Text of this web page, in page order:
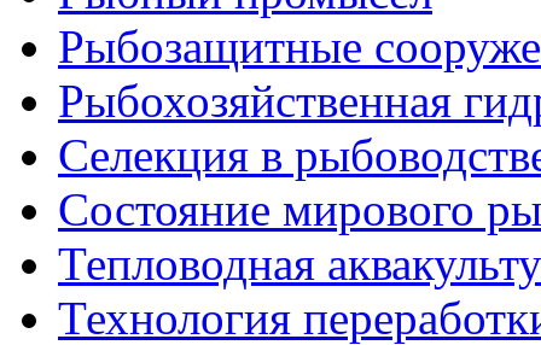
Рыбозащитные
Рыбохозяйственная
Селекция в
Состояние мирового
Тепловодная
Технология